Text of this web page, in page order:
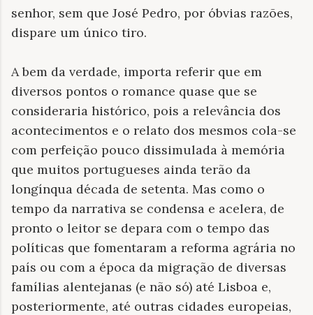
senhor, sem que José Pedro, por óbvias razões,
dispare um único tiro.
A bem da verdade, importa referir que em
diversos pontos o romance quase que se
consideraria histórico, pois a relevância dos
acontecimentos e o relato dos mesmos cola-se
com perfeição pouco dissimulada à memória
que muitos portugueses ainda terão da
longínqua década de setenta. Mas como o
tempo da narrativa se condensa e acelera, de
pronto o leitor se depara com o tempo das
políticas que fomentaram a reforma agrária no
país ou com a época da migração de diversas
famílias alentejanas (e não só) até Lisboa e,
posteriormente, até outras cidades europeias,